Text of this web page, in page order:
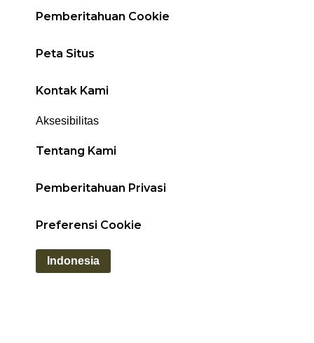
Pemberitahuan Cookie
Peta Situs
Kontak Kami
Aksesibilitas
Tentang Kami
Pemberitahuan Privasi
Preferensi Cookie
Indonesia